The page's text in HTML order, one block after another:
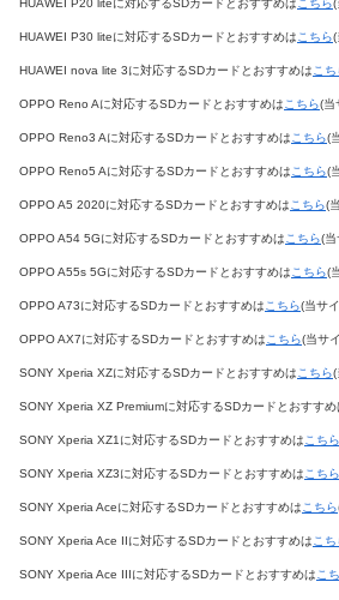
HUAWEI P20 liteに対応するSDカードとおすすめはこちら(
HUAWEI P30 liteに対応するSDカードとおすすめはこちら(
HUAWEI nova lite 3に対応するSDカードとおすすめはこち
OPPO Reno Aに対応するSDカードとおすすめはこちら(当
OPPO Reno3 Aに対応するSDカードとおすすめはこちら(
OPPO Reno5 Aに対応するSDカードとおすすめはこちら(
OPPO A5 2020に対応するSDカードとおすすめはこちら(
OPPO A54 5Gに対応するSDカードとおすすめはこちら(当
OPPO A55s 5Gに対応するSDカードとおすすめはこちら(
OPPO A73に対応するSDカードとおすすめはこちら(当サ
OPPO AX7に対応するSDカードとおすすめはこちら(当サ
SONY Xperia XZに対応するSDカードとおすすめはこちら(
SONY Xperia XZ Premiumに対応するSDカードとおすすめ
SONY Xperia XZ1に対応するSDカードとおすすめはこちら
SONY Xperia XZ3に対応するSDカードとおすすめはこちら
SONY Xperia Aceに対応するSDカードとおすすめはこちら
SONY Xperia Ace IIに対応するSDカードとおすすめはこち
SONY Xperia Ace IIIに対応するSDカードとおすすめはこ